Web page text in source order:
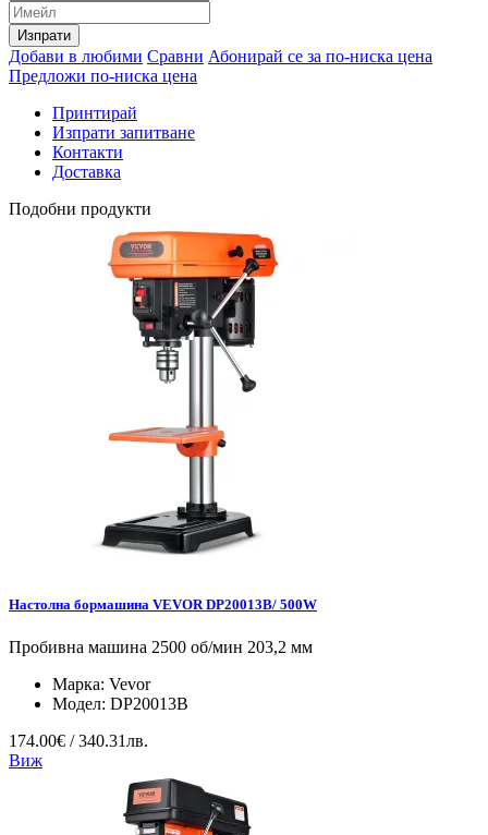
Изпрати
Добави в любими Сравни Абонирай се за по-ниска цена
Предложи по-ниска цена
Принтирай
Изпрати запитване
Контакти
Доставка
Подобни продукти
Настолна бормашина VEVOR DP20013B/ 500W
Пробивна машина 2500 об/мин 203,2 мм
Марка: Vevor
Модел: DP20013B
174.00€ / 340.31лв.
Виж